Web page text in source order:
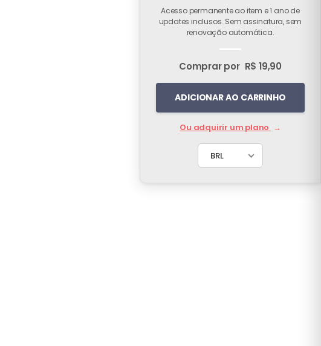
Acesso permanente ao item e 1 ano de
updates inclusos. Sem assinatura, sem
renovação automática.
Comprar por R$ 19,90
ADICIONAR AO CARRINHO
Ou adquirir um plano →